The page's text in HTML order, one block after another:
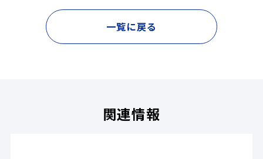
一覧に戻る
関連情報